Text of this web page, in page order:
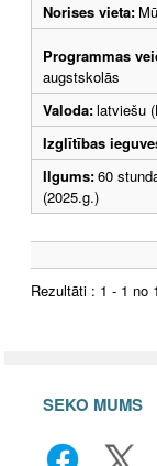
Norises vieta:
Programmas
augstskolās
Valoda:latviešu
Izglītības
Ilgums:60
(2025.g.)
Rezultāti : 1 - 1 no 1
SEKO MUMS